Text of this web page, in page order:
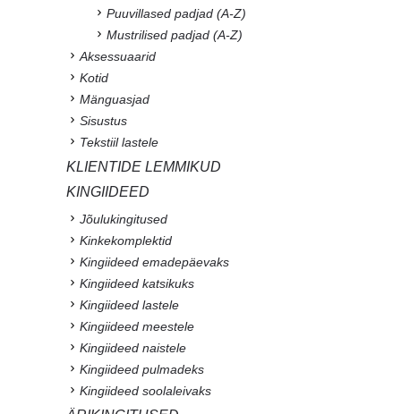
Puuvillased padjad (A-Z)
Mustrilised padjad (A-Z)
Aksessuaarid
Kotid
Mänguasjad
Sisustus
Tekstiil lastele
KLIENTIDE LEMMIKUD
KINGIIDEED
Jõulukingitused
Kinkekomplektid
Kingiideed emadepäevaks
Kingiideed katsikuks
Kingiideed lastele
Kingiideed meestele
Kingiideed naistele
Kingiideed pulmadeks
Kingiideed soolaleivaks